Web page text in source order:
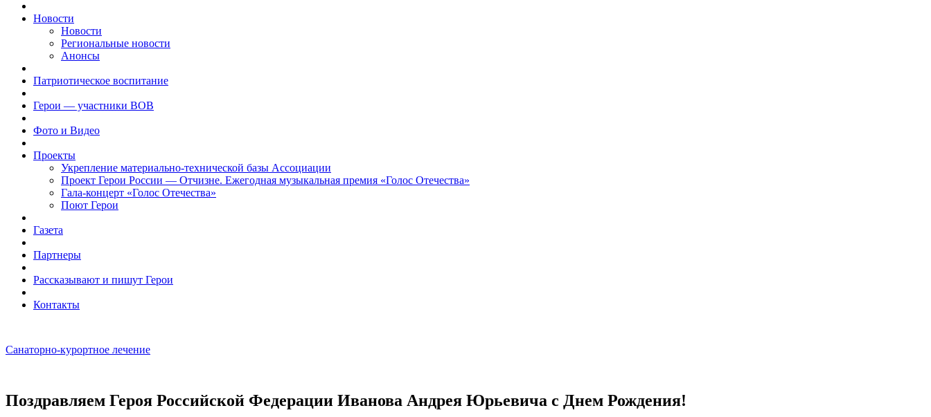
Новости
Новости
Региональные новости
Анонсы
Патриотическое воспитание
Герои — участники ВОВ
Фото и Видео
Проекты
Укрепление материально-технической базы Ассоциации
Проект Герои России — Отчизне. Ежегодная музыкальная премия «Голос Отечества»
Гала-концерт «Голос Отечества»
Поют Герои
Газета
Партнеры
Рассказывают и пишут Герои
Контакты
Санаторно-курортное лечение
Поздравляем Героя Российской Федерации Иванова Андрея Юрьевича с Днем Рождения!